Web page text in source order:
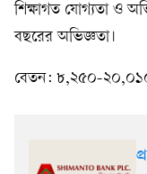
শিক্ষাগত যোগ্যতা ও
বছরের অভিজ্ঞতা।
বেতন: ৮,২৫০-